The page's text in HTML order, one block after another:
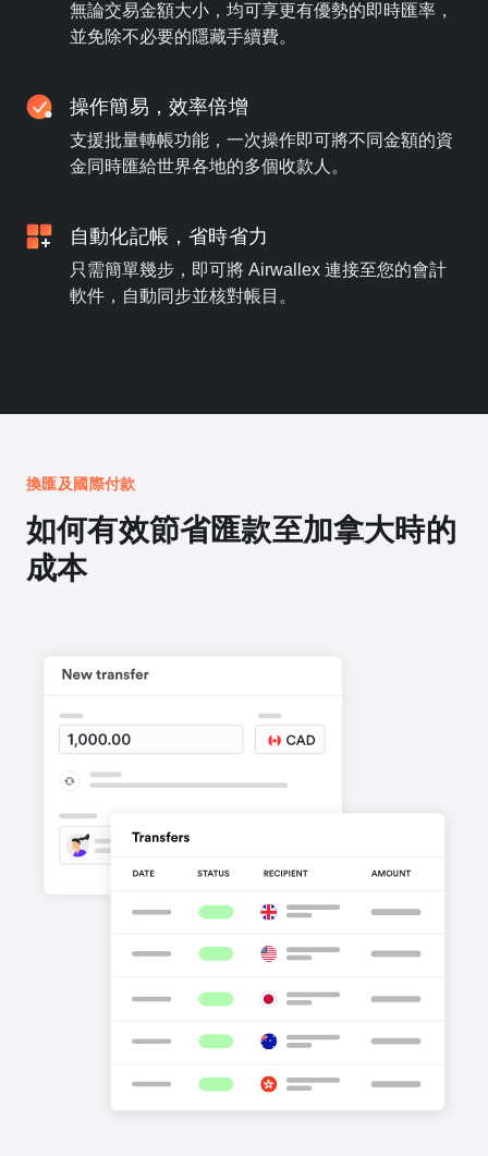
無論交易金額大小，均可享更有優勢的即時匯率，
並免除不必要的隱藏手續費。
操作簡易，效率倍增
支援批量轉帳功能，一次操作即可將不同金額的資
金同時匯給世界各地的多個收款人。
自動化記帳，省時省力
只需簡單幾步，即可將 Airwallex 連接至您的會計
軟件，自動同步並核對帳目。
換匯及國際付款
如何有效節省匯款至加拿大時的
成本